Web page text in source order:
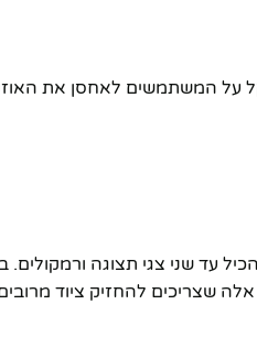
על המשתמשים לאחסן את
אלה שצריכים להחזיק ציוד